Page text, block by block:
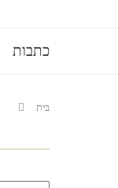
כתבות
בית